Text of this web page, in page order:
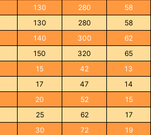
130 280
58
130 280
58
140 300
62
150 320
65
15 42
13
17 47
14
20 52
15
25 62
17
30 72
19